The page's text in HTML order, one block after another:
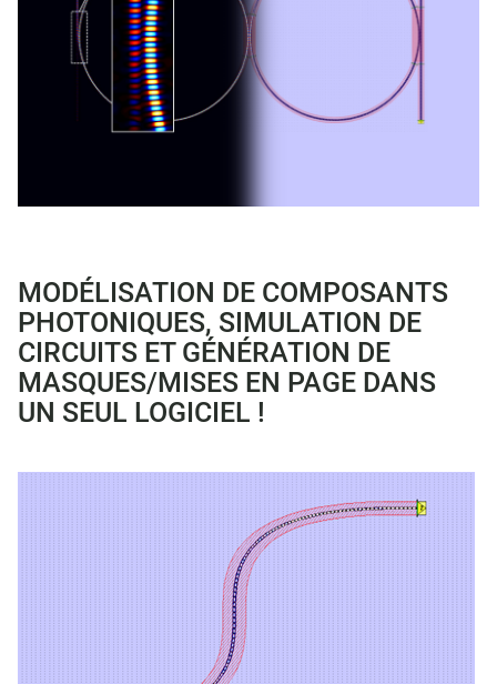
MODÉLISATION DE COMPOSANTS
PHOTONIQUES, SIMULATION DE
CIRCUITS ET GÉNÉRATION DE
MASQUES/MISES EN PAGE DANS
UN SEUL LOGICIEL !